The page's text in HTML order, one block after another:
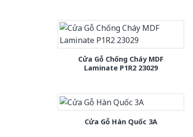
Cửa Gỗ Chống Cháy MDF
Laminate P1R2 23029
Cửa Gỗ Hàn Quốc 3A